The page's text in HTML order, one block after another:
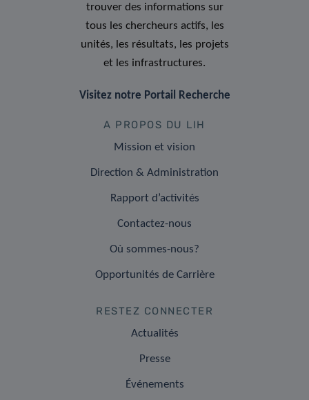
trouver des informations sur
tous les chercheurs actifs, les
unités, les résultats, les projets
et les infrastructures.
Visitez notre Portail Recherche
A PROPOS DU LIH
Mission et vision
Direction & Administration
Rapport d’activités
Contactez-nous
Où sommes-nous?
Opportunités de Carrière
RESTEZ CONNECTER
Actualités
Presse
Événements